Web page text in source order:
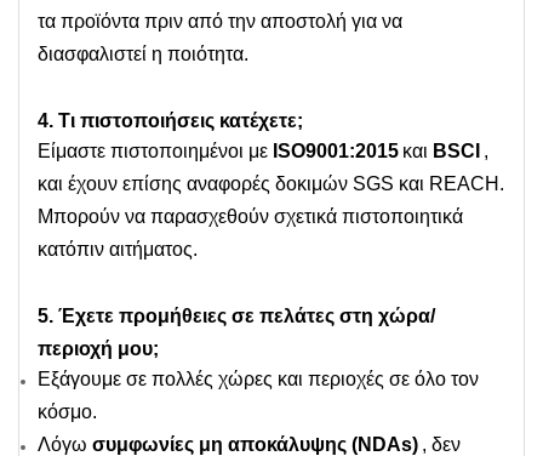
τα προϊόντα πριν από την αποστολή για να
διασφαλιστεί η ποιότητα.
4. Τι πιστοποιήσεις κατέχετε;
Είμαστε πιστοποιημένοι με ISO9001:2015 και BSCI ,
και έχουν επίσης αναφορές δοκιμών SGS και REACH.
Μπορούν να παρασχεθούν σχετικά πιστοποιητικά
κατόπιν αιτήματος.
5. Έχετε προμήθειες σε πελάτες στη χώρα/
περιοχή μου;
Εξάγουμε σε πολλές χώρες και περιοχές σε όλο τον
κόσμο.
Λόγω συμφωνίες μη αποκάλυψης (NDAs) , δεν